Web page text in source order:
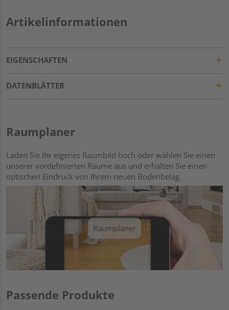
Artikelinformationen
EIGENSCHAFTEN
DATENBLÄTTER
Raumplaner
Laden Sie Ihr eigenes Raumbild hoch oder wählen Sie einen
unserer vordefinierten Räume aus und erhalten Sie einen
optischen Eindruck von Ihrem neuen Bodenbelag.
Raumplaner
Passende Produkte